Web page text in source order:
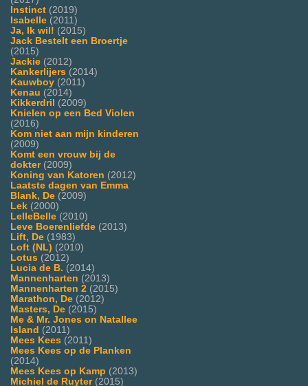
Instinct (2019)
Isabelle (2011)
Ja, Ik wil! (2015)
Jack Bestelt een Broertje
(2015)
Jackie (2012)
Kankerlijers (2014)
Kauwboy (2011)
Kenau (2014)
Kikkerdril
(2009)
Knielen op een Bed Violen
(2016)
Kom niet aan mijn kinderen
(2009)
Komt een vrouw bij de
dokter(2009)
Koning van Katoren (2012)
Laatste dagen van Emma
Blank, De (2009)
Lek (2000)
LelleBelle (2010)
Leve Boerenliefde (2013)
Lift, De (1983)
Loft (NL) (2010)
Lotus (2012)
Lucia de B. (2014)
Mannenharten (2013)
Mannenharten 2 (2015)
Marathon, De (2012)
Masters, De (2015)
Me & Mr. Jones on Natallee
Island (2011)
Mees Kees (2011)
Mees Kees op de Planken
(2014)
Mees Kees op Kamp (2013)
Michiel de Ruyter(2015)